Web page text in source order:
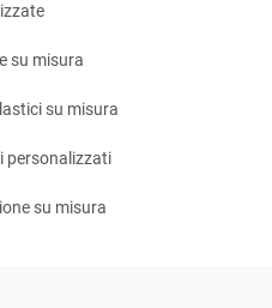
su misura
su misura
personalizzati
su misura